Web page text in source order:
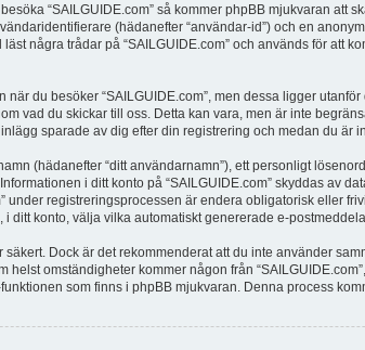
“SAILGUIDE.com” så kommer phpBB mjukvaran
(hädanefter “användar-id”) och en
några trådar på “SAILGUIDE.com” och används för att
du besöker “SAILGUIDE.com”, men dessa ligger
vad du skickar till oss. Detta kan vara, men är inte
sparade av dig efter din registrering och medan du är
(hädanefter “ditt användarnamn”), ett personligt
i ditt konto på “SAILGUIDE.com” skyddas av
under registreringsprocessen är endera obligatorisk eller
ditt konto, välja vilka automatiskt genererade e-
Dock är det rekommenderat att du inte använder
helst omständigheter kommer någon från
som finns i phpBB mjukvaran. Denna process